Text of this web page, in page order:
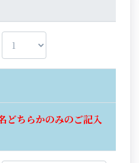
どちらかのみのご記入